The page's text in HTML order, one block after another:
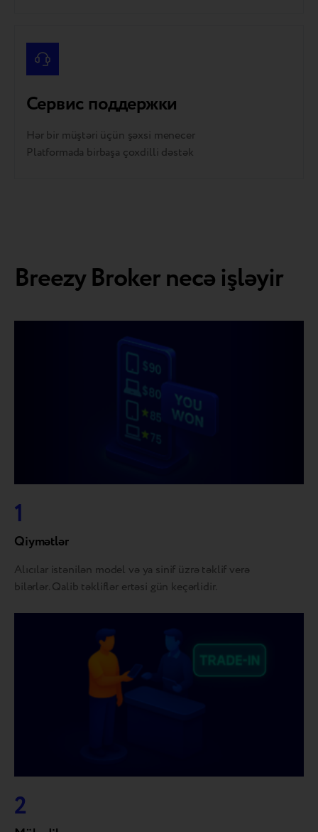
Сервис поддержки
Hər bir müştəri üçün şəxsi menecer
Platformada birbaşa çoxdilli dəstək
Breezy Broker necə işləyir
1
Qiymətlər
Alıcılar istənilən model və ya sinif üzrə təklif verə
bilərlər. Qalib təkliflər ertəsi gün keçərlidir.
2